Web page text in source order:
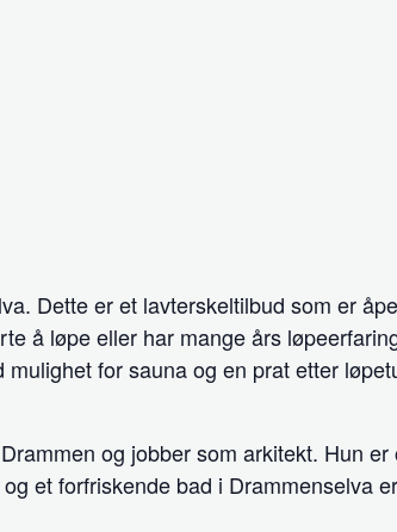
Dette er et lavterskeltilbud som er
å løpe eller har mange års
for sauna og en prat etter
og jobber som arkitekt. Hun
et forfriskende bad i Drammenselva